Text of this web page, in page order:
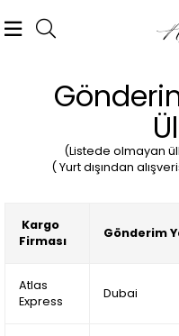
(Listede olmayan
( Yurt dışından
Kargo
Firması
Gönderim
Atlas
Express
Dubai